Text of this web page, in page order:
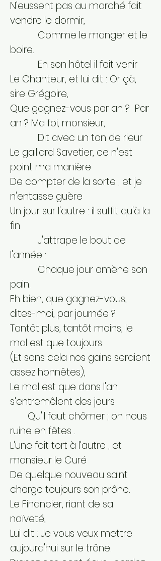
N'eussent pas au marché fait
vendre le dormir,
Comme le manger et le
boire.
En son hôtel il fait venir
Le Chanteur, et lui dit : Or çà,
sire Grégoire,
Que gagnez-vous par an ? Par
an ? Ma foi, monsieur,
Dit avec un ton de rieur
Le gaillard Savetier, ce n'est
point ma manière
De compter de la sorte ; et je
n'entasse guère
Un jour sur l'autre : il suffit qu'à la
fin
J'attrape le bout de
l'année :
Chaque jour amène son
pain.
Eh bien, que gagnez-vous,
dites-moi, par journée ?
Tantôt plus, tantôt moins, le
mal est que toujours
(Et sans cela nos gains seraient
assez honnêtes),
Le mal est que dans l'an
s'entremêlent des jours
Qu'il faut chômer ; on nous
ruine en fêtes .
L'une fait tort à l'autre ; et
monsieur le Curé
De quelque nouveau saint
charge toujours son prône.
Le Financier, riant de sa
naïveté,
Lui dit : Je vous veux mettre
aujourd'hui sur le trône.